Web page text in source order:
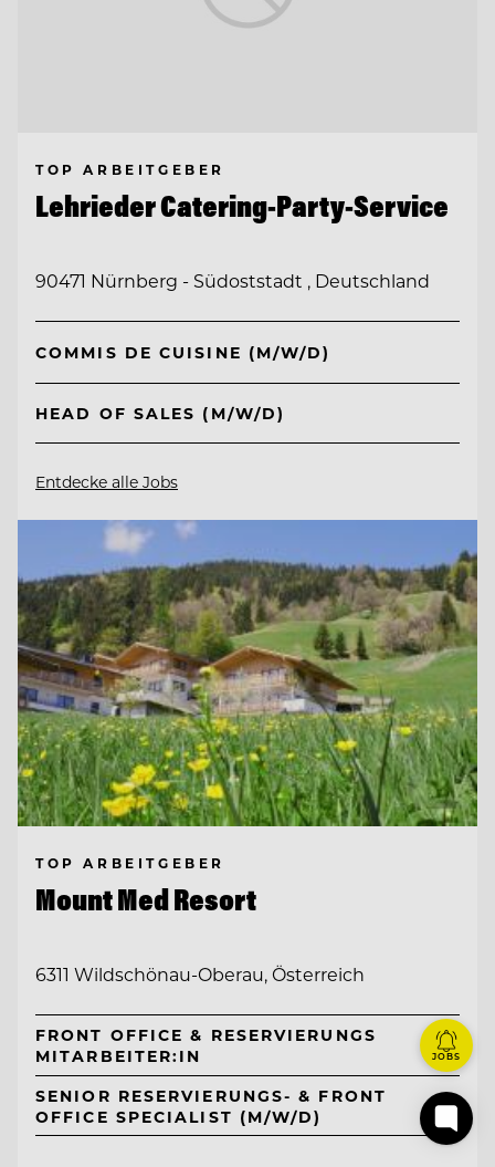
TOP ARBEITGEBER
Lehrieder Catering-Party-Service
90471 Nürnberg - Südoststadt , Deutschland
COMMIS DE CUISINE (M/W/D)
HEAD OF SALES (M/W/D)
Entdecke alle Jobs
TOP ARBEITGEBER
Mount Med Resort
6311 Wildschönau-Oberau, Österreich
FRONT OFFICE & RESERVIERUNGS
MITARBEITER:IN
SENIOR RESERVIERUNGS- & FRONT
OFFICE SPECIALIST (M/W/D)
JOBS